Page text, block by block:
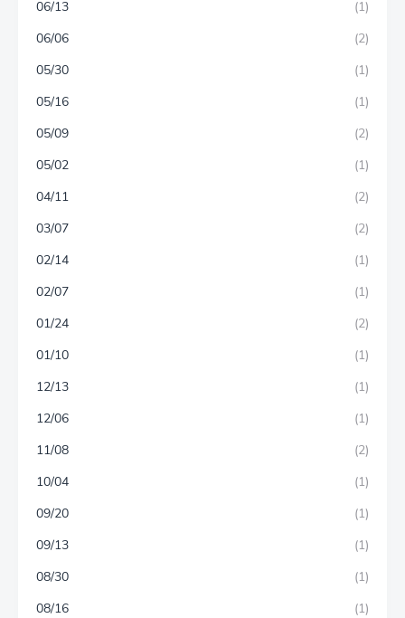
06/13
(1)
06/06
(2)
05/30
(1)
05/16
(1)
05/09
(2)
05/02
(1)
04/11
(2)
03/07
(2)
02/14
(1)
02/07
(1)
01/24
(2)
01/10
(1)
12/13
(1)
12/06
(1)
11/08
(2)
10/04
(1)
09/20
(1)
09/13
(1)
08/30
(1)
08/16
(1)